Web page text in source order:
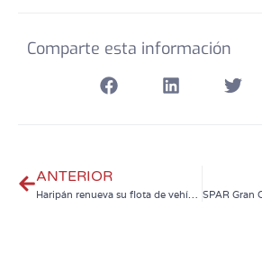
Comparte esta información
ANTERIOR